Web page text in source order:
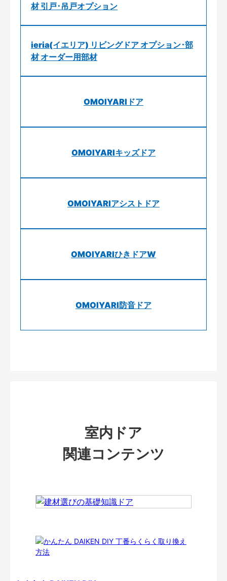
材 引戸･吊戸オプション
ieria(イエリア) リビングドア オプション･部
材 オーダー用部材
OMOIYARIドア
OMOIYARIキッズドア
OMOIYARIアシストドア
OMOIYARIひきドアW
OMOIYARI防音ドア
室内ドア
関連コンテンツ